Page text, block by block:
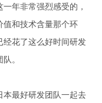
年非常强烈感受的，
值和技术含量那个环
经花了这么好时间研发
。
本最好研发团队一起去